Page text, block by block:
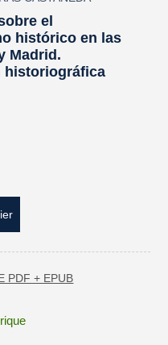
el
histórico en las
Madrid.
historiográfica
PDF + EPUB